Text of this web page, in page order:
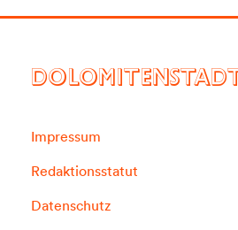
DOLOMITENSTADT
Impressum
Redaktionsstatut
Datenschutz